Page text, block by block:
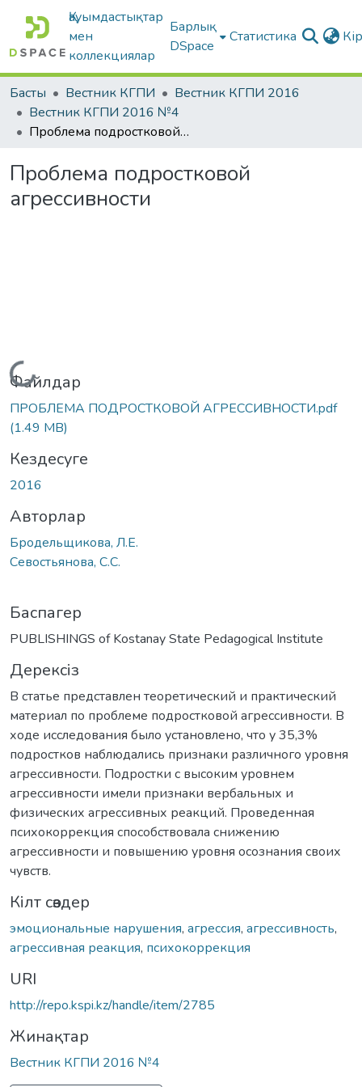
Қауымдастықтар
мен
коллекциялар
Барлық
DSpace
Статистика
Басты Вестник КГПИ
Вестник КГПИ 2016
Вестник КГПИ 2016 №4
Проблема подростковой агрессивности
Проблема подростковой
агрессивности
Жүктеу...
Файлдар
ПРОБЛЕМА ПОДРОСТКОВОЙ АГРЕССИВНОСТИ.pdf
(1.49 MB)
Кездесуге
2016
Авторлар
Бродельщикова, Л.Е.
Севостьянова, С.С.
Баспагер
PUBLISHINGS of Kostanay State Pedagogical Institute
Дерексіз
В статье представлен теоретический и практический
материал по проблеме подростковой агрессивности. В
ходе исследования было установлено, что у 35,3%
подростков наблюдались признаки различного уровня
агрессивности. Подростки с высоким уровнем
агрессивности имели признаки вербальных и
физических агрессивных реакций. Проведенная
психокоррекция способствовала снижению
агрессивности и повышению уровня осознания своих
чувств.
Кілт сөздер
эмоциональные нарушения, агрессия, агрессивность,
агрессивная реакция, психокоррекция
URI
http://repo.kspi.kz/handle/item/2785
Жинақтар
Вестник КГПИ 2016 №4